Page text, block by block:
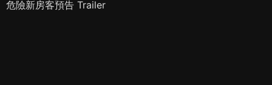
危險新房客預告 Trailer